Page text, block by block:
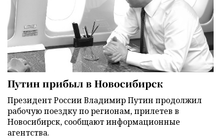
Путин прибыл в Новосибирск
Президент России Владимир Путин продолжил
рабочую поездку по регионам, прилетев в
Новосибирск, сообщают информационные
агентства.